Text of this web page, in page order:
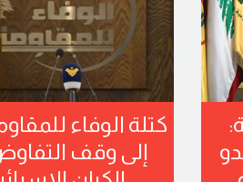
كتلة الوفاء
إلى وقف